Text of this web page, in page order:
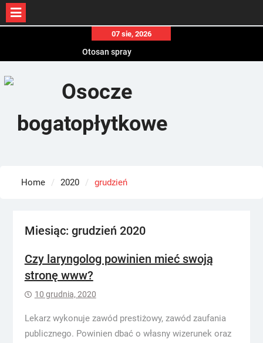
content
07 sie, 2026
Otosan spray
Home 2020 grudzień
Miesiąc: grudzień 2020
Czy laryngolog powinien mieć swoją
stronę www?
10 grudnia, 2020
Lekarz wykonuje zawód prestiżowy, zawód zaufania
publicznego. Powinien dbać o własny wizerunek oraz